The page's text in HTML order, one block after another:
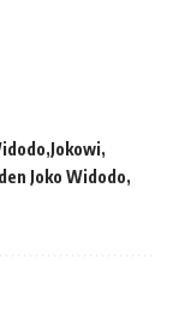
Jokowi
Joko Widodo